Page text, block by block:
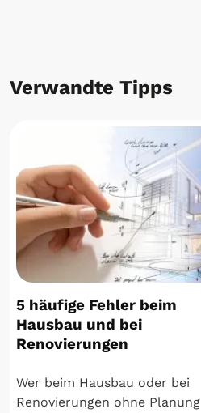
Verwandte Tipps
5 häufige Fehler beim
Hausbau und bei
Renovierungen
Wer beim Hausbau oder bei
Renovierungen ohne Planung